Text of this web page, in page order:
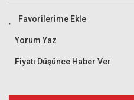
Yorum Yaz
Fiyatı Düşünce Haber Ver